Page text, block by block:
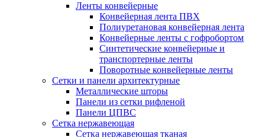
Ленты конвейерные
Конвейерная лента ПВХ
Полиуретановая конвейерная лента
Конвейерные ленты с гофробортом
Синтетические конвейерные и
транспортерные ленты
Поворотные конвейерные ленты
Cетки и панели архитектурные
Металлические шторы
Панели из сетки рифленой
Панели ЦПВС
Сетка нержавеющая
Сетка нержавеющая тканая